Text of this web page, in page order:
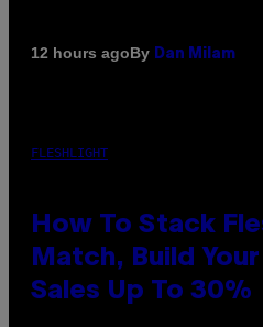
12 hours agoBy Dan Milam
FLESHLIGHT
How To Stack
Match, Build
Sales Up To 30%